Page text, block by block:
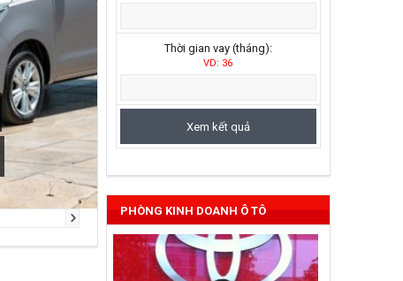
2022
Thời gian vay (tháng):
VD: 36
PHÒNG KINH DOANH Ô TÔ